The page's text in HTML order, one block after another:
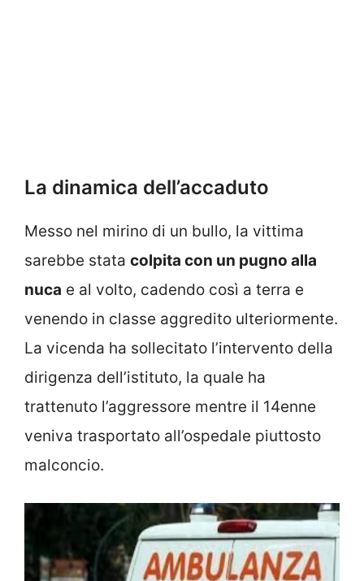
La dinamica dell’accaduto
Messo nel mirino di un bullo, la vittima
sarebbe stata colpita con un pugno alla
nuca e al volto, cadendo così a terra e
venendo in classe aggredito ulteriormente.
La vicenda ha sollecitato l’intervento della
dirigenza dell’istituto, la quale ha
trattenuto l’aggressore mentre il 14enne
veniva trasportato all’ospedale piuttosto
malconcio.